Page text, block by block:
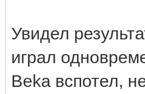
Увидел
играл
Beka вспотел,